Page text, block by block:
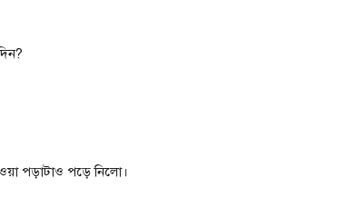
পড়াটাও পড়ে নিলো।